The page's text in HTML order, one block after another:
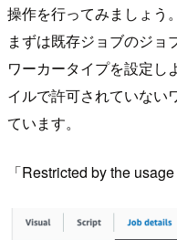
操作を行ってみましょう。
まずは既存ジョブのジョ
ワーカータイプを設定し
イルで許可されていない
ています。
「Restricted by the